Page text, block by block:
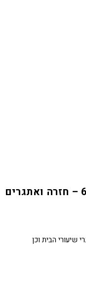
שיעורי הבית וכן